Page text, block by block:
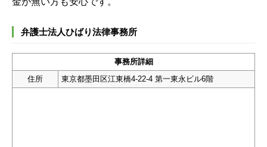
弁護士法人ひばり法律事務所
事務所詳細
住所
東京都墨田区江東橋4-22-4 第一東永ビル6階